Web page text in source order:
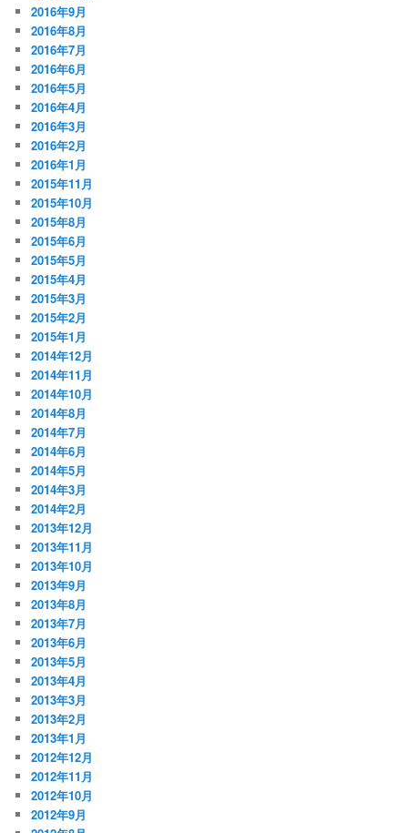
2016年9月
2016年8月
2016年7月
2016年6月
2016年5月
2016年4月
2016年3月
2016年2月
2016年1月
2015年11月
2015年10月
2015年8月
2015年6月
2015年5月
2015年4月
2015年3月
2015年2月
2015年1月
2014年12月
2014年11月
2014年10月
2014年8月
2014年7月
2014年6月
2014年5月
2014年3月
2014年2月
2013年12月
2013年11月
2013年10月
2013年9月
2013年8月
2013年7月
2013年6月
2013年5月
2013年4月
2013年3月
2013年2月
2013年1月
2012年12月
2012年11月
2012年10月
2012年9月